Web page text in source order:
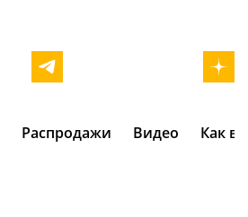
Распродажи Видео Как